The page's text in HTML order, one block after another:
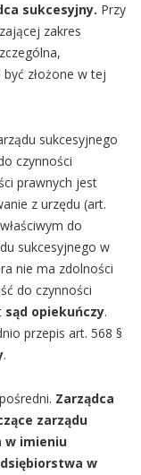
sukcesyjny. Przy
zakres
złożone w tej
sukcesyjnego
czynności
prawnych jest
z urzędu (art.
do
sukcesyjnego w
nie ma zdolności
do czynności
sąd opiekuńczy.
przepis art. 568 §
.
Zarządca
zarządu
w imieniu
w